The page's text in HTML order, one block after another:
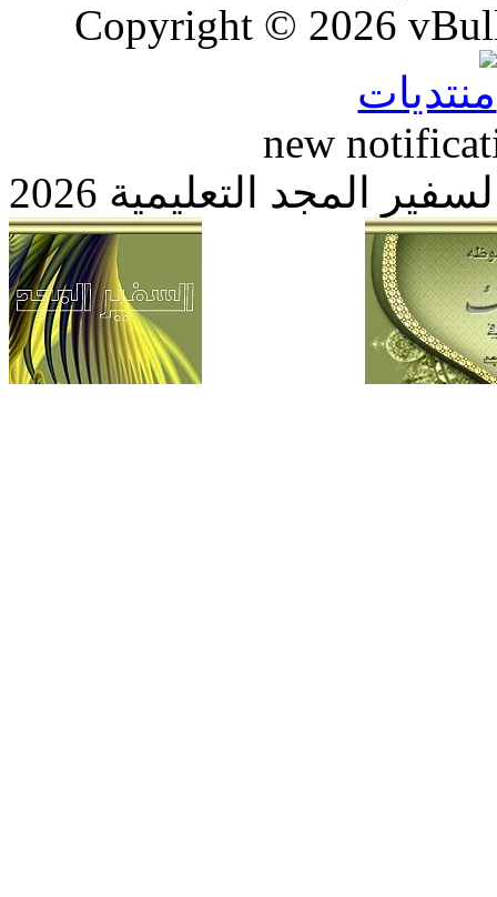
Copyright © 2026
new
التعليمية 2026